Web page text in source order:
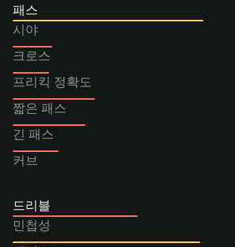
패스
시야
크로스
프리킥 정확도
짧은 패스
긴 패스
커브
드리블
민첩성